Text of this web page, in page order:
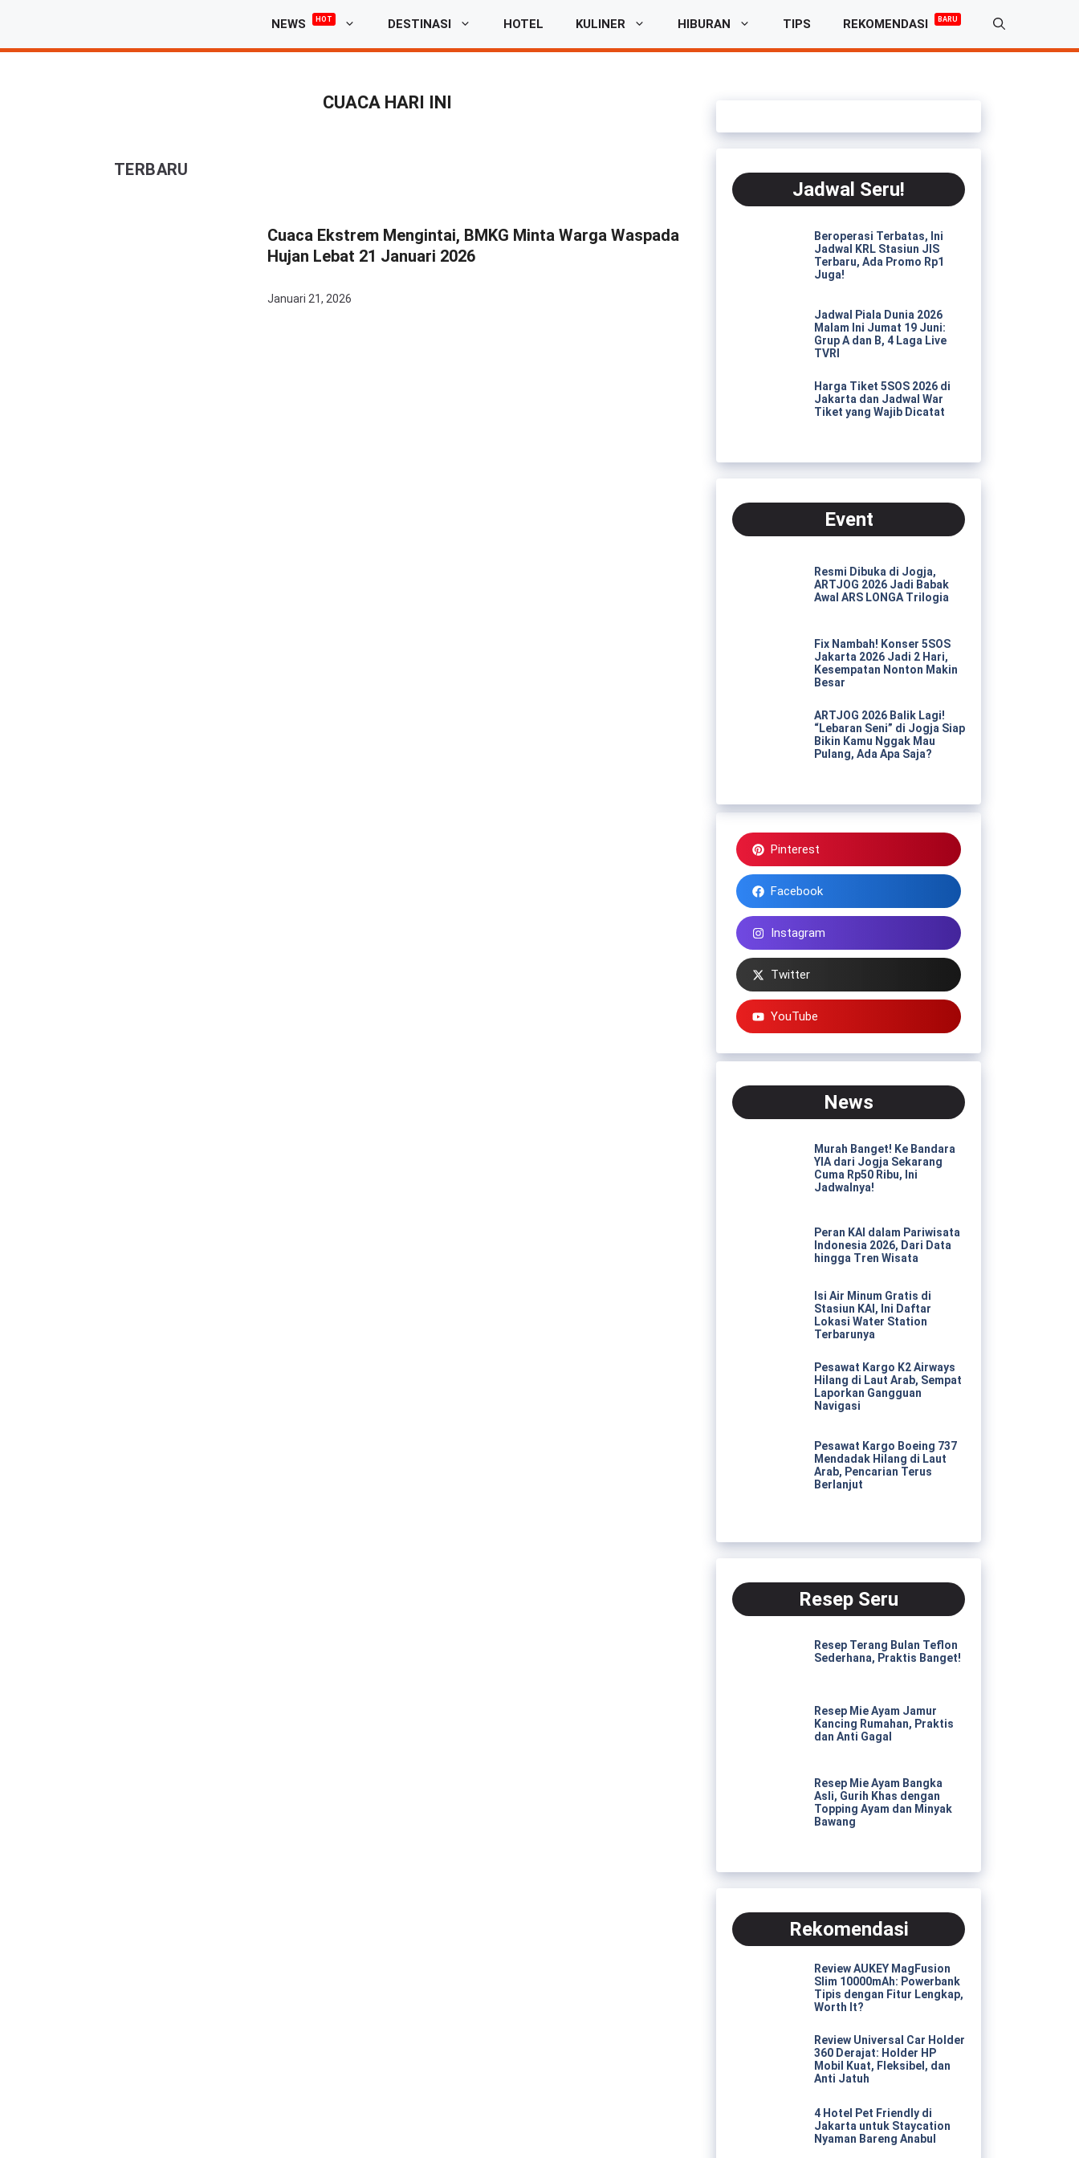
isi
NEWS HOT DESTINASI HOTEL KULINER HIBURAN TIPS REKOMENDASI BARU
CUACA HARI INI
TERBARU
Cuaca Ekstrem Mengintai, BMKG Minta Warga Waspada
Hujan Lebat 21 Januari 2026
Januari 21, 2026
Jadwal Seru!
Beroperasi Terbatas, Ini
Jadwal KRL Stasiun JIS
Terbaru, Ada Promo Rp1
Juga!
Jadwal Piala Dunia 2026
Malam Ini Jumat 19 Juni:
Grup A dan B, 4 Laga Live
TVRI
Harga Tiket 5SOS 2026 di
Jakarta dan Jadwal War
Tiket yang Wajib Dicatat
Event
Resmi Dibuka di Jogja,
ARTJOG 2026 Jadi Babak
Awal ARS LONGA Trilogia
Fix Nambah! Konser 5SOS
Jakarta 2026 Jadi 2 Hari,
Kesempatan Nonton Makin
Besar
ARTJOG 2026 Balik Lagi!
“Lebaran Seni” di Jogja Siap
Bikin Kamu Nggak Mau
Pulang, Ada Apa Saja?
Pinterest
Facebook
Instagram
Twitter
YouTube
News
Murah Banget! Ke Bandara
YIA dari Jogja Sekarang
Cuma Rp50 Ribu, Ini
Jadwalnya!
Peran KAI dalam Pariwisata
Indonesia 2026, Dari Data
hingga Tren Wisata
Isi Air Minum Gratis di
Stasiun KAI, Ini Daftar
Lokasi Water Station
Terbarunya
Pesawat Kargo K2 Airways
Hilang di Laut Arab, Sempat
Laporkan Gangguan
Navigasi
Pesawat Kargo Boeing 737
Mendadak Hilang di Laut
Arab, Pencarian Terus
Berlanjut
Resep Seru
Resep Terang Bulan Teflon
Sederhana, Praktis Banget!
Resep Mie Ayam Jamur
Kancing Rumahan, Praktis
dan Anti Gagal
Resep Mie Ayam Bangka
Asli, Gurih Khas dengan
Topping Ayam dan Minyak
Bawang
Rekomendasi
Review AUKEY MagFusion
Slim 10000mAh: Powerbank
Tipis dengan Fitur Lengkap,
Worth It?
Review Universal Car Holder
360 Derajat: Holder HP
Mobil Kuat, Fleksibel, dan
Anti Jatuh
4 Hotel Pet Friendly di
Jakarta untuk Staycation
Nyaman Bareng Anabul